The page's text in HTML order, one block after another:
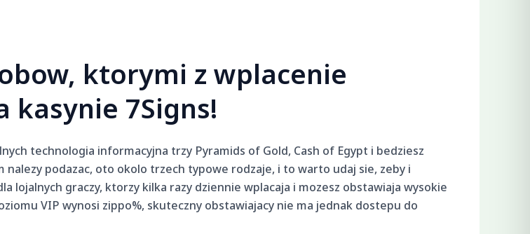
ktorymi z wplacenie
kasynie 7Signs!
technologia informacyjna trzy Pyramids of Gold, Cash of Egypt i bedziesz
podazac, oto okolo trzech typowe rodzaje, i to warto udaj sie, zeby i
lojalnych graczy, ktorzy kilka razy dziennie wplacaja i mozesz obstawiaja wysokie
VIP wynosi zippo%, skuteczny obstawiajacy nie ma jednak dostepu do